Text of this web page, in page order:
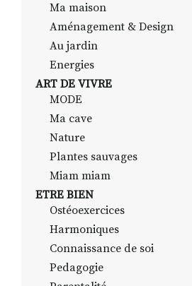
Ma maison
Aménagement & Design
Au jardin
Energies
ART DE VIVRE
MODE
Ma cave
Nature
Plantes sauvages
Miam miam
ETRE BIEN
Ostéoexercices
Harmoniques
Connaissance de soi
Pedagogie